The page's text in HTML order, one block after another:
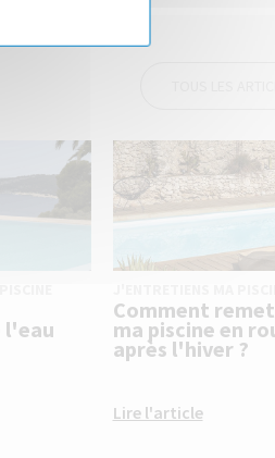
l'eau
Comment
ma piscine en
après l'hiver ?
Lire l'article